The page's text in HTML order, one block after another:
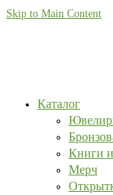
Skip to Main Content
Каталог
Книги
Мерч